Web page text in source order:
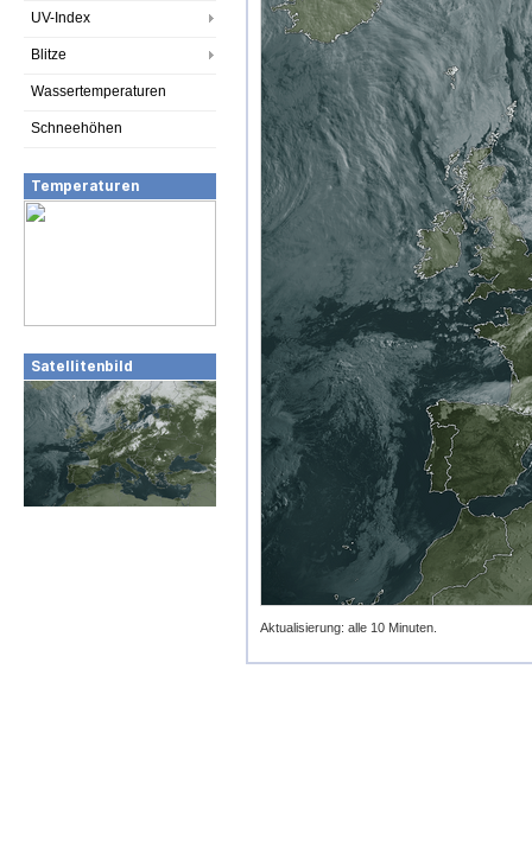
UV-Index
Blitze
Wassertemperaturen
Schneehöhen
Temperaturen
Satellitenbild
Aktualisierung: alle 10 Minuten.